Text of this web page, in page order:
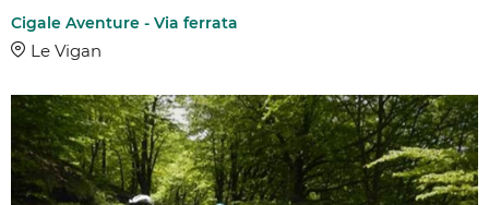
Cigale Aventure - Via ferrata
Le Vigan